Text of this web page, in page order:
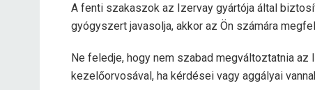
A fenti szakaszok az Izervay gyártója által
gyógyszert javasolja, akkor az Ön számára
Ne feledje, hogy nem szabad megváltoztatnia
kezelőorvosával, ha kérdései vagy aggályai